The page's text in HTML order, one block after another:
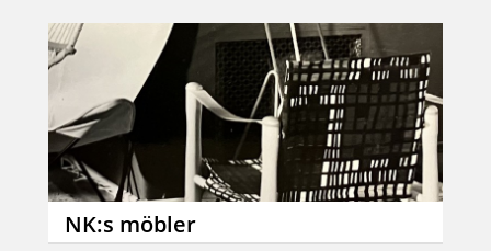
NK:s möbler